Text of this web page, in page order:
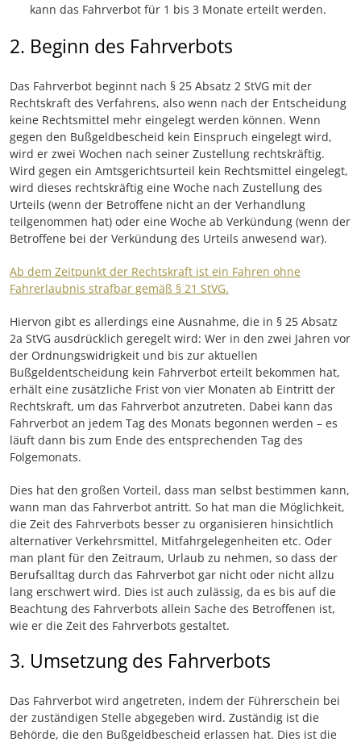
kann das Fahrverbot für 1 bis 3 Monate erteilt werden.
2. Beginn des Fahrverbots
Das Fahrverbot beginnt nach § 25 Absatz 2 StVG mit der
Rechtskraft des Verfahrens, also wenn nach der Entscheidung
keine Rechtsmittel mehr eingelegt werden können. Wenn
gegen den Bußgeldbescheid kein Einspruch eingelegt wird,
wird er zwei Wochen nach seiner Zustellung rechtskräftig.
Wird gegen ein Amtsgerichtsurteil kein Rechtsmittel eingelegt,
wird dieses rechtskräftig eine Woche nach Zustellung des
Urteils (wenn der Betroffene nicht an der Verhandlung
teilgenommen hat) oder eine Woche ab Verkündung (wenn der
Betroffene bei der Verkündung des Urteils anwesend war).
Ab dem Zeitpunkt der Rechtskraft ist ein Fahren ohne
Fahrerlaubnis strafbar gemäß § 21 StVG.
Hiervon gibt es allerdings eine Ausnahme, die in § 25 Absatz
2a StVG ausdrücklich geregelt wird: Wer in den zwei Jahren vor
der Ordnungswidrigkeit und bis zur aktuellen
Bußgeldentscheidung kein Fahrverbot erteilt bekommen hat,
erhält eine zusätzliche Frist von vier Monaten ab Eintritt der
Rechtskraft, um das Fahrverbot anzutreten. Dabei kann das
Fahrverbot an jedem Tag des Monats begonnen werden – es
läuft dann bis zum Ende des entsprechenden Tag des
Folgemonats.
Dies hat den großen Vorteil, dass man selbst bestimmen kann,
wann man das Fahrverbot antritt. So hat man die Möglichkeit,
die Zeit des Fahrverbots besser zu organisieren hinsichtlich
alternativer Verkehrsmittel, Mitfahrgelegenheiten etc. Oder
man plant für den Zeitraum, Urlaub zu nehmen, so dass der
Berufsalltag durch das Fahrverbot gar nicht oder nicht allzu
lang erschwert wird. Dies ist auch zulässig, da es bis auf die
Beachtung des Fahrverbots allein Sache des Betroffenen ist,
wie er die Zeit des Fahrverbots gestaltet.
3. Umsetzung des Fahrverbots
Das Fahrverbot wird angetreten, indem der Führerschein bei
der zuständigen Stelle abgegeben wird. Zuständig ist die
Behörde, die den Bußgeldbescheid erlassen hat. Dies ist die